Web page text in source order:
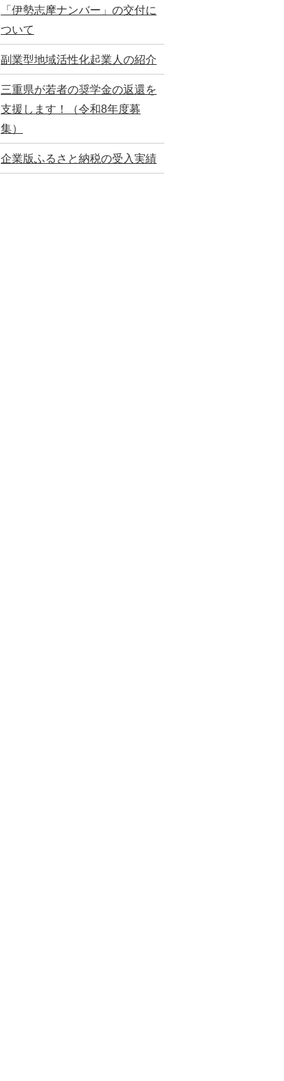
「伊勢志摩ナンバー」の交付に
ついて
副業型地域活性化起業人の紹介
三重県が若者の奨学金の返還を
支援します！（令和8年度募
集）
企業版ふるさと納税の受入実績